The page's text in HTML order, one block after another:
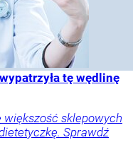
tę wędlinę
większość sklepowych
Sprawdź